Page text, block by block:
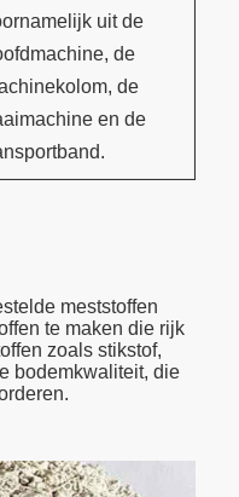
uit de
de
de
en de
meststoffen
te maken die rijk
zoals stikstof,
bodemkwaliteit, die